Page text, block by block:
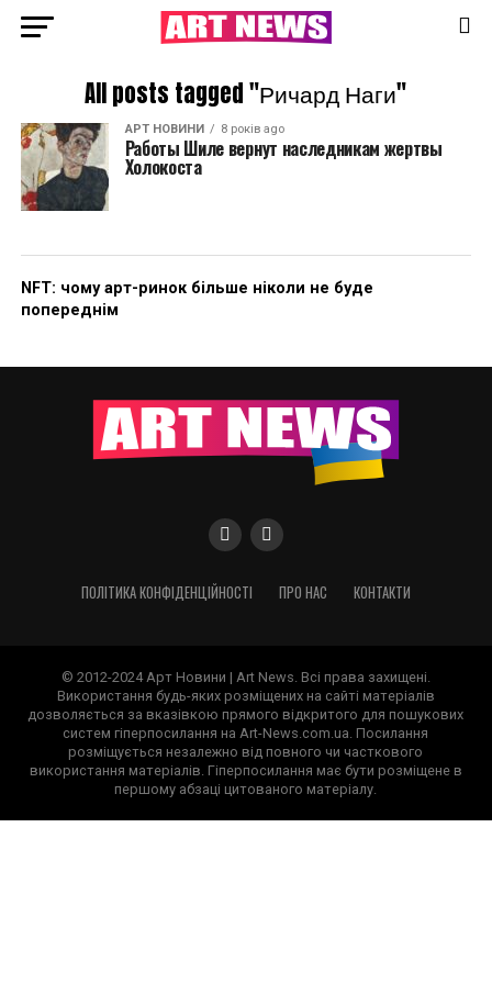
All posts tagged "Ричард Наги"
АРТ НОВИНИ 8 років ago
Работы Шиле вернут наследникам жертвы
Холокоста
NFT: чому арт-ринок більше ніколи не буде
попереднім
ПОЛІТИКА КОНФІДЕНЦІЙНОСТІ ПРО НАС КОНТАКТИ
© 2012-2024 Арт Новини | Art News. Всі права захищені.
Використання будь-яких розміщених на сайті матеріалів
дозволяється за вказівкою прямого відкритого для пошукових
систем гіперпосилання на Art-News.com.ua. Посилання
розміщується незалежно від повного чи часткового
використання матеріалів. Гіперпосилання має бути розміщене в
першому абзаці цитованого матеріалу.